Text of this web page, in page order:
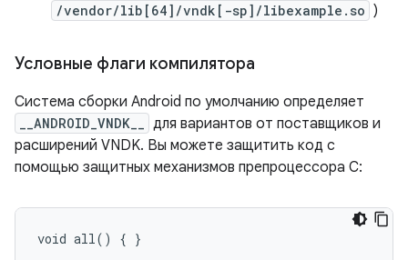
/vendor/lib[64]/vndk[-sp]/libexample.so )
Условные флаги компилятора
Система сборки Android по умолчанию определяет
__ANDROID_VNDK__
для вариантов от поставщиков и
расширений VNDK. Вы можете защитить код с
помощью защитных механизмов препроцессора C:
void all() { }